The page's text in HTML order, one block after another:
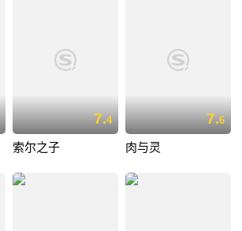
7.4
索尔之子
7.6
肉与灵